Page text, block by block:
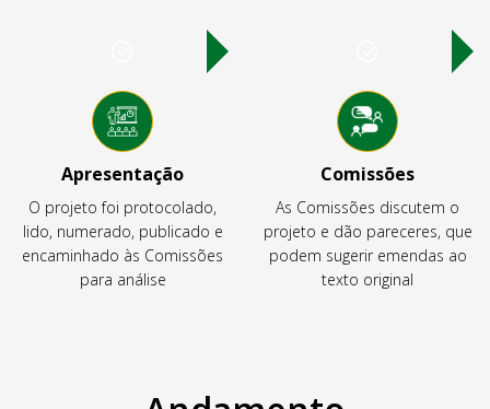
Apresentação
O projeto foi protocolado,
lido, numerado, publicado e
encaminhado às Comissões
para análise
Comissões
As Comissões discutem o
projeto e dão pareceres, que
podem sugerir emendas ao
texto original